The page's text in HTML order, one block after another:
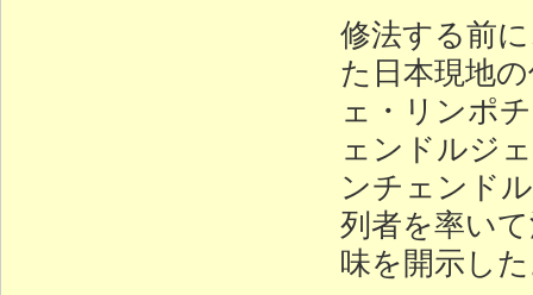
修法する前
た日本現地
ェ・リンポ
ェンドルジ
ンチェンド
列者を率い
味を開示し